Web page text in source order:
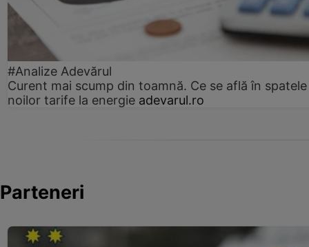
#Analize Adevărul
Curent mai scump din toamnă. Ce se află în spatele
noilor tarife la energie adevarul.ro
Parteneri